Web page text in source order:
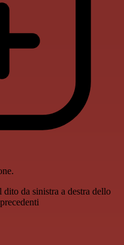
da sinistra a destra dello